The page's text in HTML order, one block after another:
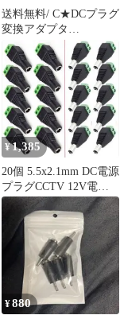
送料無料/ C★DCプラグ
変換アダプタ
5.5mmx2.1mm ⇒
5.5mm×2.5mm 電源流用
¥1,385
20個 5.5x2.1mm DC電源
プラグCCTV 12V電源
端子コネクタ
¥880